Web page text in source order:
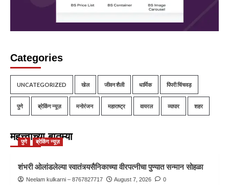
Categories
UNCATEGORIZED खेल जीवन शैली धार्मिक पिंपरी चिंचवड़
पुणे ब्रेकिंग न्यूज़ मनोरंजन महाराष्ट्र वायरल व्यापार शहर
महत्त्वाच्या बातम्या
पुणे ब्रेकिंग न्यूज़
शंभरी ओलांडलेल्या स्वातंत्र्यसैनिकाच्या वीरपत्नीचा पुण्यात सन्मान सोहळा
Neelam kulkarni – 8767827717 August 7, 2026 0